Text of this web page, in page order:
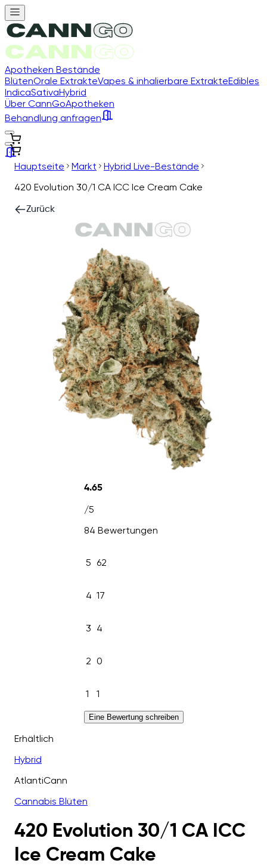
Apotheken Bestände
BlütenOrale ExtrakteVapes & inhalierbare ExtrakteEdibles
IndicaSativaHybrid
Über CannGoApotheken
Behandlung anfragen
Hauptseite Markt
Hybrid Live-Bestände
420 Evolution 30/1 CA ICC Ice Cream Cake
Zurück
4.65
/5
84 Bewertungen
5 62
4 17
3 4
2 0
1 1
Eine Bewertung schreiben
Erhältlich
Hybrid
AtlantiCann
Cannabis Blüten
420 Evolution 30/1 CA ICC
Ice Cream Cake